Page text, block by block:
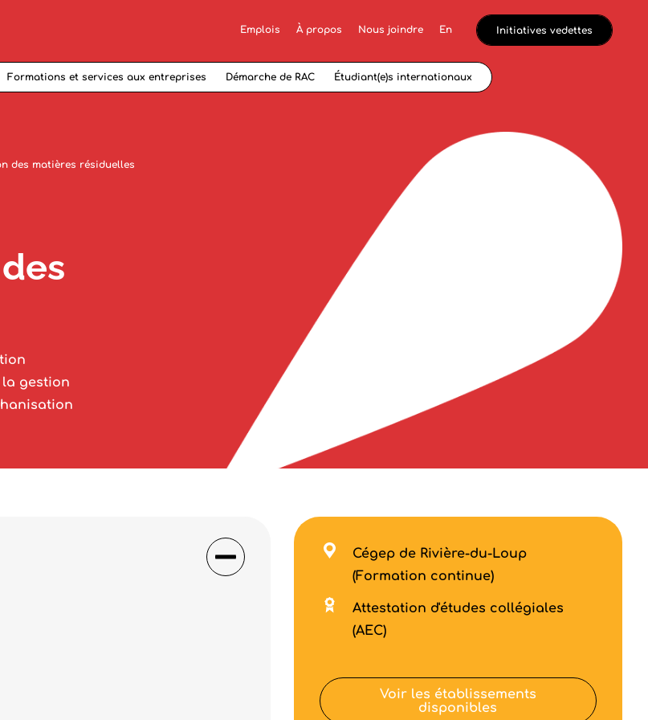
Emplois À propos Nous joindre En Initiatives vedettes
Formations et services aux entreprises Démarche de RAC Étudiant(e)s internationaux
des matières résiduelles
gestion
Cégep de Rivière-du-Loup
(Formation continue)
Attestation d'études collégiales
(AEC)
Voir les établissements
disponibles